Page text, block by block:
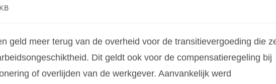
geld meer terug van de overheid voor de transitievergoeding die
Dit geldt ook voor de compensatieregeling bij
of overlijden van de werkgever. Aanvankelijk werd